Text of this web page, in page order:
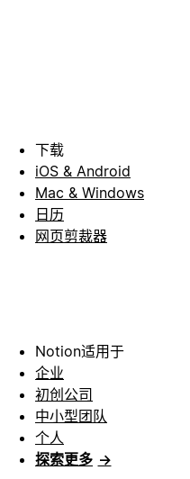
下载
iOS & Android
Mac & Windows
日历
网页剪裁器
Notion适用于
企业
初创公司
中小型团队
个人
探索更多 →